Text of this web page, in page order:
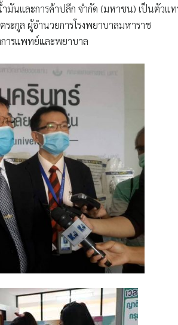
นและการค้าปลีก จำกัด (มหาชน) เป็นตัวแ
ระกูล ผู้อำนวยการโรงพยาบาลมหาราช
การแพทย์และพยาบาล